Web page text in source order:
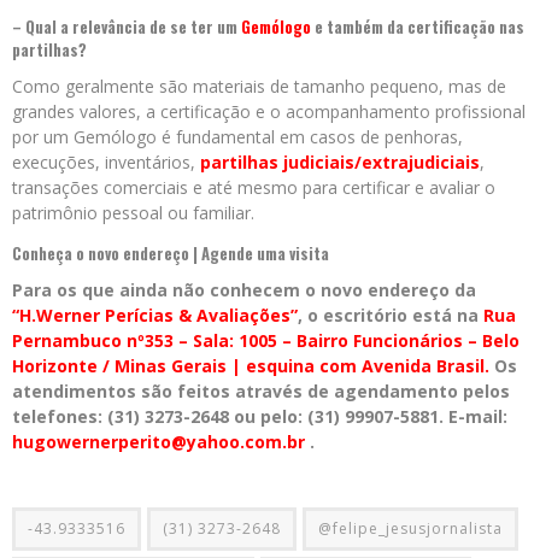
– Qual a relevância de se ter um Gemólogo e também da certificação nas
partilhas?
Como geralmente são materiais de tamanho pequeno, mas de
grandes valores, a certificação e o acompanhamento profissional
por um Gemólogo é fundamental em casos de penhoras,
execuções, inventários, partilhas judiciais/extrajudiciais,
transações comerciais e até mesmo para certificar e avaliar o
patrimônio pessoal ou familiar.
Conheça o novo endereço | Agende uma visita
Para os que ainda não conhecem o novo endereço da
“H.Werner Perícias & Avaliações”, o escritório está na Rua
Pernambuco nº353 – Sala: 1005 – Bairro Funcionários – Belo
Horizonte / Minas Gerais | esquina com Avenida Brasil. Os
atendimentos são feitos através de agendamento pelos
telefones: (31) 3273-2648 ou pelo: (31) 99907-5881. E-mail:
hugowernerperito@yahoo.com.br .
-43.9333516 (31) 3273-2648 @felipe_jesusjornalista